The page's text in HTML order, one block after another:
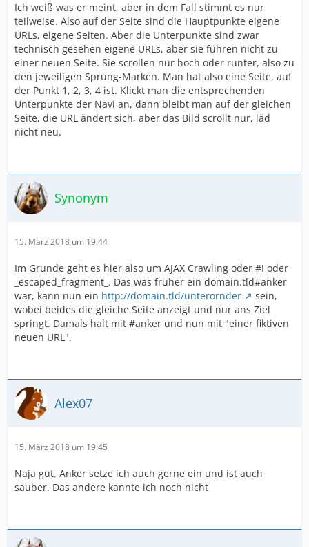
Ich weiß was er meint, aber in dem Fall stimmt es nur
teilweise. Also auf der Seite sind die Hauptpunkte eigene
URLs, eigene Seiten. Aber die Unterpunkte sind zwar
technisch gesehen eigene URLs, aber sie führen nicht zu
einer neuen Seite. Sie scrollen nur hoch oder runter, also zu
den jeweiligen Sprung-Marken. Man hat also eine Seite, auf
der Punkt 1, 2, 3, 4 ist. Klickt man die entsprechenden
Unterpunkte der Navi an, dann bleibt man auf der gleichen
Seite, die URL ändert sich, aber das Bild scrollt nur, läd
nicht neu.
Synonym
15. März 2018 um 19:44
Im Grunde geht es hier also um AJAX Crawling oder #! oder
_escaped_fragment_. Das was früher ein domain.tld#anker
war, kann nun ein http://domain.tld/unterornder
sein,
wobei beides die gleiche Seite anzeigt und nur ans Ziel
springt. Damals halt mit #anker und nun mit "einer fiktiven
neuen URL".
Alex07
15. März 2018 um 19:45
Naja gut. Anker setze ich auch gerne ein und ist auch
sauber. Das andere kannte ich noch nicht